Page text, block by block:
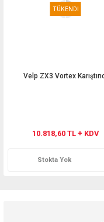
TÜKENDİ
Velp ZX3 Vortex
10.818,60 TL + KDV
Stokta Yok